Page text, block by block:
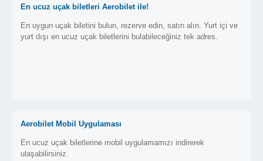
En ucuz uçak biletleri Aerobilet ile!
En uygun uçak biletini bulun, rezerve edin, satın alın. Yurt içi ve
yurt dışı en ucuz uçak biletlerini bulabileceğiniz tek adres.
Aerobilet Mobil Uygulaması
En ucuz uçak biletlerine mobil uygulamamızı indirerek
ulaşabilirsiniz.